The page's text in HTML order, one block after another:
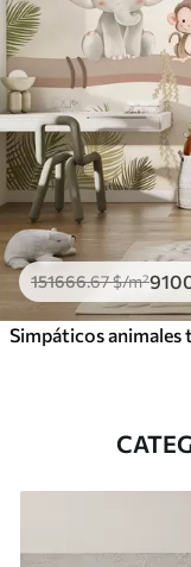
151666.67$/m²
Simpáticos animales